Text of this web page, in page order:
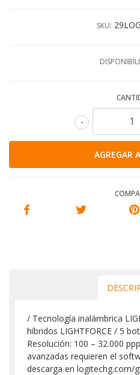
SKU:
-
/ Tecnología inalámbrica
híbridos LIGHTFORCE / 5
Resolución: 100 – 32.000
avanzadas requieren el
descarga en logitechg.com/